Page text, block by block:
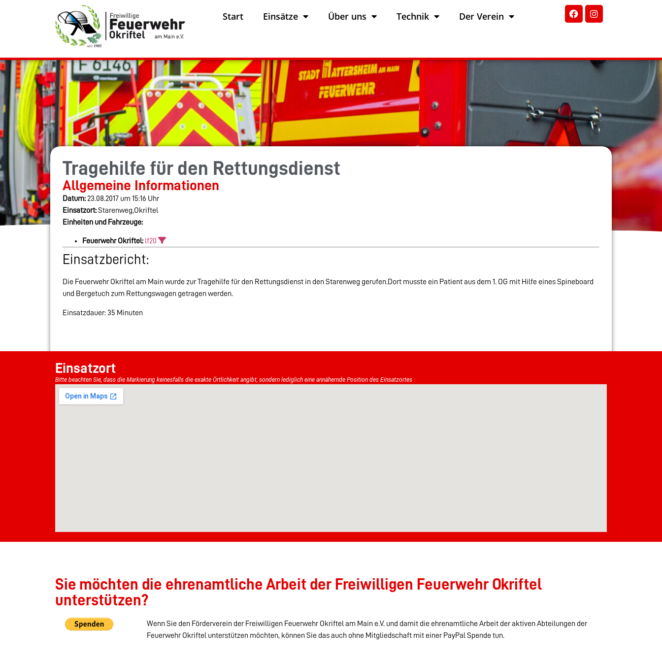
Start Einsätze Über uns Technik Der Verein
Tragehilfe für den Rettungsdienst
Allgemeine Informationen
Datum: 23.08.2017 um 15:16 Uhr
Einsatzort:Starenweg,Okriftel
Einheiten und Fahrzeuge:
Feuerwehr Okriftel: lf20
Einsatzbericht:
Die Feuerwehr Okriftel am Main wurde zur Tragehilfe für den Rettungsdienst in den Starenweg gerufen.Dort musste ein Patient aus dem 1. OG mit Hilfe eines Spineboard
und Bergetuch zum Rettungswagen getragen werden.
Einsatzdauer: 35 Minuten
Einsatzort
Bitte beachten Sie, dass die Markierung keinesfalls die exakte Örtlichkeit angibt, sondern lediglich eine annähernde Position des Einsatzortes
Sie möchten die ehrenamtliche Arbeit der Freiwilligen Feuerwehr Okriftel
unterstützen?
Wenn Sie den Förderverein der Freiwilligen Feuerwehr Okriftel am Main e.V. und damit die ehrenamtliche Arbeit der aktiven Abteilungen der
Feuerwehr Okriftel unterstützen möchten, können Sie das auch ohne Mitgliedschaft mit einer PayPal Spende tun.